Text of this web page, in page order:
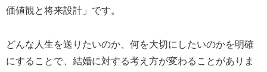
価値観と将来設計」です。
どんな人生を送りたいのか、何を大切にしたいのかを明確
にすることで、結婚に対する考え方が変わることがありま